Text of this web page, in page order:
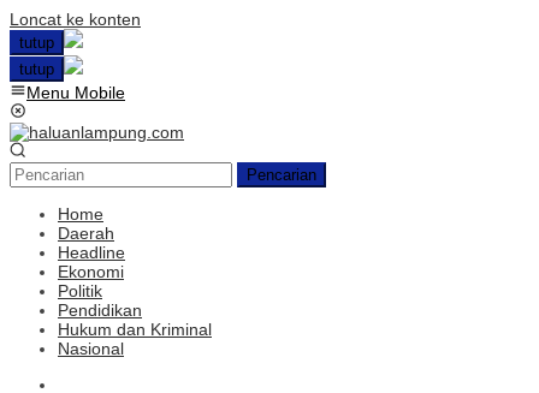
Loncat ke konten
tutup
tutup
Menu Mobile
Pencarian
Home
Daerah
Headline
Ekonomi
Politik
Pendidikan
Hukum dan Kriminal
Nasional